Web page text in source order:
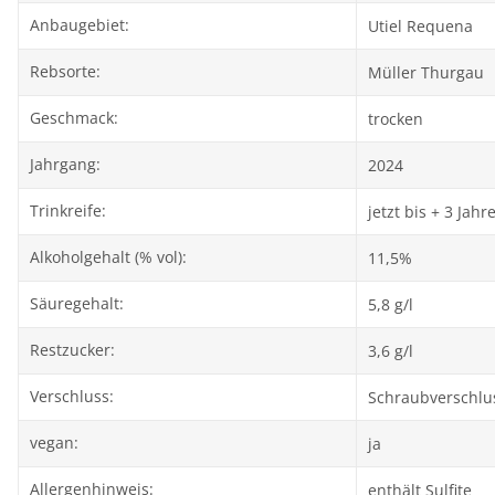
Anbaugebiet: Utiel Requena
Rebsorte: Müller Thurgau
Geschmack: trocken
Jahrgang: 2024
Trinkreife: jetzt bis + 3 Jahre
Alkoholgehalt (% vol): 11,5%
Säuregehalt: 5,8 g/l
Restzucker: 3,6 g/l
Verschluss:
vegan: ja
Allergenhinweis: enthält Sulfite